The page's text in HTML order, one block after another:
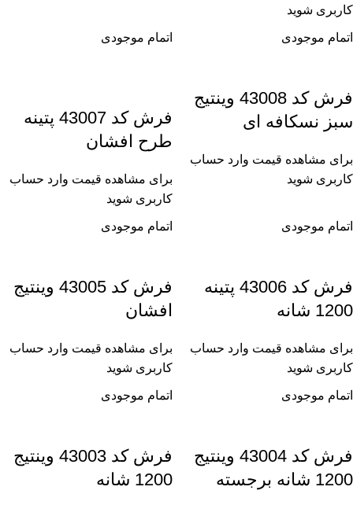
کاربری شوید
اتمام موجودی
فرش کد 43008 وینتیج
سبز نسکافه ای
برای مشاهده قیمت وارد حساب
کاربری شوید
اتمام موجودی
فرش کد 43007 پتینه
طرح افشان
برای مشاهده قیمت وارد حساب
کاربری شوید
اتمام موجودی
فرش کد 43006 پتینه
1200 شانه
برای مشاهده قیمت وارد حساب
کاربری شوید
اتمام موجودی
فرش کد 43005 وینتیج
افشان
برای مشاهده قیمت وارد حساب
کاربری شوید
اتمام موجودی
فرش کد 43004 وینتیج
1200 شانه برجسته
اتمام موجودی
فرش کد 43003 وینتیج
1200 شانه